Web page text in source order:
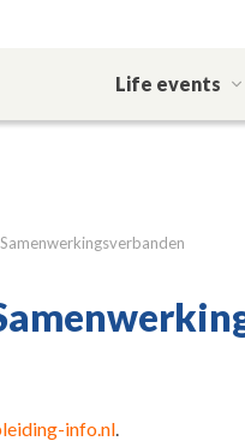
Life events
info.nl.